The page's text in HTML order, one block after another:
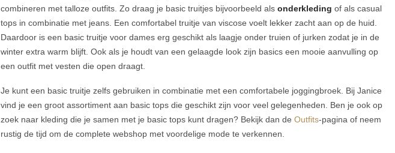
combineren met talloze outfits. Zo draag je basic truitjes bijvoorbeeld als onderkleding of als casual
tops in combinatie met jeans. Een comfortabel truitje van viscose voelt lekker zacht aan op de huid.
Daardoor is een basic truitje voor dames erg geschikt als laagje onder truien of jurken zodat je in de
winter extra warm blijft. Ook als je houdt van een gelaagde look zijn basics een mooie aanvulling op
een outfit met vesten die open draagt.
Je kunt een basic truitje zelfs gebruiken in combinatie met een comfortabele joggingbroek. Bij Janice
vind je een groot assortiment aan basic tops die geschikt zijn voor veel gelegenheden. Ben je ook op
zoek naar kleding die je samen met je basic tops kunt dragen? Bekijk dan de Outfits-pagina of neem
rustig de tijd om de complete webshop met voordelige mode te verkennen.